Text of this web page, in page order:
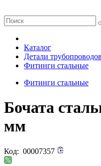
Каталог
Детали
Фитинги стальные
Фитинги стальные
Бочата
мм
Код: 00007357